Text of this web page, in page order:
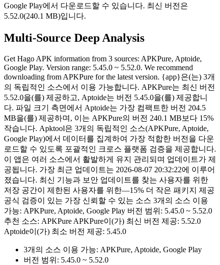
Google Play에서 다운로드할 수 있습니다. 최신 버전은
5.52.0(240.1 MB)입니다.
Multi-Source Deep Analysis
Get Hago APK information from 3 sources: APKPure, Aptoide,
Google Play. Version range: 5.45.0 ~ 5.52.0. We recommend
downloading from APKPure for the latest version. {app}은(는) 3개
의 독립적인 소스에서 이용 가능합니다. APKPure는 최신 버전
5.52.0을(를) 제공하고, Aptoide는 버전 5.45.0을(를) 제공합니
다. 파일 크기 측면에서 Aptoide는 가장 컴팩트한 버전 204.5
MB을(를) 제공하며, 이는 APKPure의 버전 240.1 MB보다 15%
작습니다. Apktool은 3개의 독립적인 소스(APKPure, Aptoide,
Google Play)에서 데이터를 집계하여 가장 적합한 버전을 다운
로드할 수 있도록 포괄적인 크로스 플랫폼 검증을 제공합니다.
이 앱은 여러 소스에서 활발하게 유지 관리되며 업데이트가 제
공됩니다. 가장 최근 업데이트는 2026-08-07 20:32:22에 이루어
졌습니다. 최신 기능과 보안 업데이트를 찾는 사용자를 위한
저장 공간이 제한된 사용자를 위한—15% 더 작은 패키지 제공
공식 검증이 있는 가장 신뢰할 수 있는 소스 3개의 소스 이용
가능: APKPure, Aptoide, Google Play 버전 범위: 5.45.0 ~ 5.52.0
추천 소스: APKPure APKPure이(가) 최신 버전 제공: 5.52.0
Aptoide이(가) 최소 버전 제공: 5.45.0
3개의 소스 이용 가능: APKPure, Aptoide, Google Play
버전 범위: 5.45.0 ~ 5.52.0